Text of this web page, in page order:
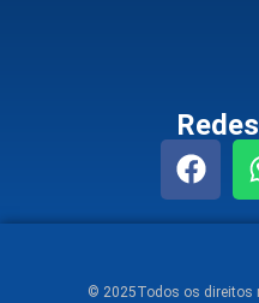
© 2025Todos os direitos